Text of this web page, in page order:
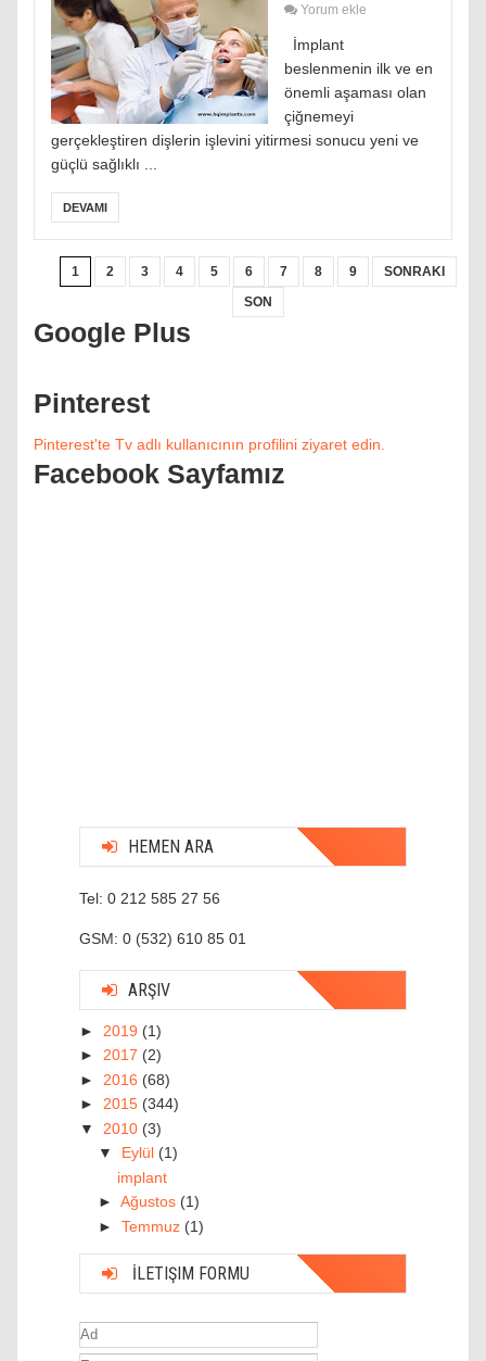
Yorum ekle
İmplant
beslenmenin ilk ve en
önemli aşaması olan
çiğnemeyi
gerçekleştiren dişlerin işlevini yitirmesi sonucu yeni ve
güçlü sağlıklı ...
DEVAMI
1 2 3 4 5 6 7 8 9
SONRAKI
SON
Google Plus
Pinterest
Pinterest'te Tv adlı kullanıcının profilini ziyaret edin.
Facebook Sayfamız
HEMEN ARA
Tel: 0 212 585 27 56
GSM: 0 (532) 610 85 01
ARŞIV
► 2019 (1)
► 2017 (2)
► 2016 (68)
► 2015 (344)
▼ 2010 (3)
▼ Eylül (1)
implant
► Ağustos (1)
► Temmuz (1)
İLETIŞIM FORMU